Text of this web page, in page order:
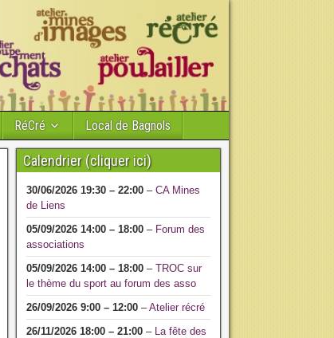
RéCré Local de Bagnols
Calendrier (cliquer ici)
30/06/2026 19:30 – 22:00 – CA Mines
de Liens
05/09/2026 14:00 – 18:00 – Forum des
associations
05/09/2026 14:00 – 18:00 – TROC sur
le thème du sport au forum des asso
26/09/2026 9:00 – 12:00 –Atelier récré
26/11/2026 18:00 – 21:00 – La fête des